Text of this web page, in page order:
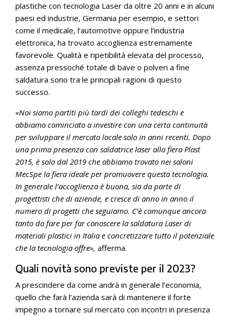
plastiche con tecnologia Laser da oltre 20 anni e in alcuni
paesi ed industrie, Germania per esempio, e settori
come il medicale, l’automotive oppure l’industria
elettronica, ha trovato accoglienza estremamente
favorevole. Qualità e ripetibilità elevata del processo,
assenza pressoché totale di bave o polveri a fine
saldatura sono tra le principali ragioni di questo
successo.
«Noi siamo partiti più tardi dei colleghi tedeschi e
abbiamo cominciato a investire con una certa continuità
per sviluppare il mercato locale solo in anni recenti. Dopo
una prima presenza con saldatrice laser alla fiera Plast
2015, è solo dal 2019 che abbiamo trovato nei saloni
MecSpe la fiera ideale per promuovere questa tecnologia.
In generale l’accoglienza è buona, sia da parte di
progettisti che di aziende, e cresce di anno in anno il
numero di progetti che seguiamo. C’è comunque ancora
tanto da fare per far conoscere la saldatura Laser di
materiali plastici in Italia e concretizzare tutto il potenziale
che la tecnologia offre», afferma.
Quali novità sono previste per il 2023?
A prescindere da come andrà in generale l’economia,
quello che farà l’azienda sarà di mantenere il forte
impegno a tornare sul mercato con incontri in presenza